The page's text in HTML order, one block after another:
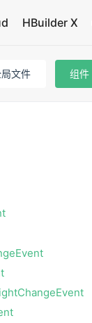
HBuilder X
文件 组件